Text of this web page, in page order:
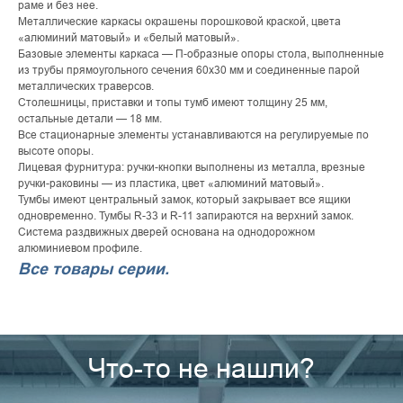
раме и без нее.
Металлические каркасы окрашены порошковой краской, цвета
«алюминий матовый» и «белый матовый».
Базовые элементы каркаса — П-образные опоры стола, выполненные
из трубы прямоугольного сечения 60х30 мм и соединенные парой
металлических траверсов.
Столешницы, приставки и топы тумб имеют толщину 25 мм,
остальные детали — 18 мм.
Все стационарные элементы устанавливаются на регулируемые по
высоте опоры.
Лицевая фурнитура: ручки-кнопки выполнены из металла, врезные
ручки-раковины — из пластика, цвет «алюминий матовый».
Тумбы имеют центральный замок, который закрывает все ящики
одновременно. Тумбы R-33 и R-11 запираются на верхний замок.
Система раздвижных дверей основана на однодорожном
алюминиевом профиле.
Все товары серии.
Что-то не нашли?